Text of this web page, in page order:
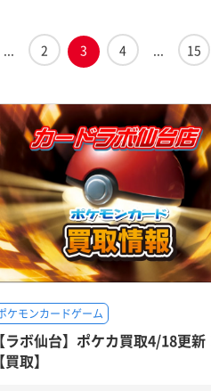
... 2 3 4 ... 15
ケモンカードゲーム
【ラボ仙台】ポケカ買取4/18更新
【買取】